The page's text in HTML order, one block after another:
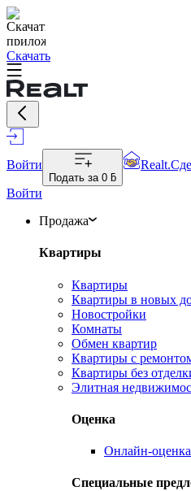
Скачать
Войти
Подать за 0 ƃ
Войти
Продажа
Квартиры
Квартиры
Квартиры в новых
Новостройки
Комнаты
Обмен квартир
Квартиры с
Квартиры без
Элитная
Оценка
Онлайн-оценка
Специальные